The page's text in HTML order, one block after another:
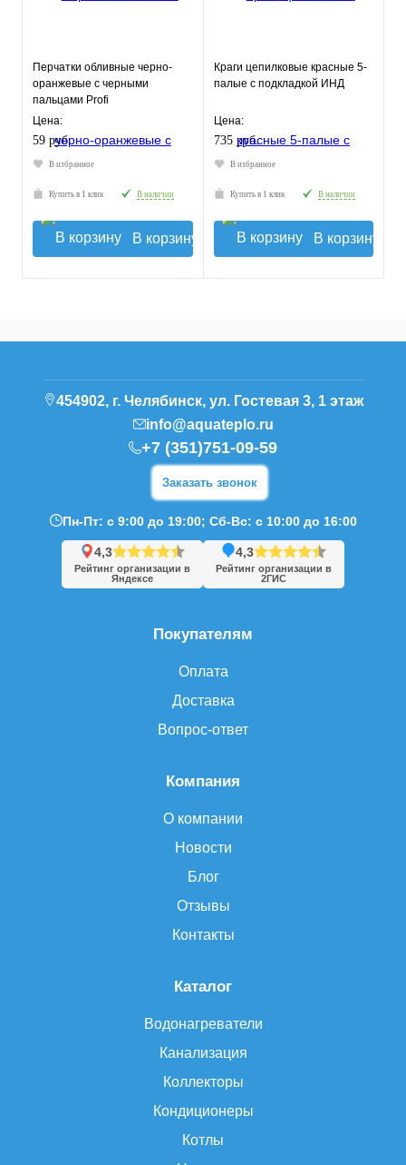
Перчатки обливные черно-
оранжевые с черными
пальцами Profi
Цена:
59 руб.
В избранное
Купить в 1 клик В наличии
В корзину
Краги цепилковые красные 5-
палые с подкладкой ИНД
Цена:
735 руб.
В избранное
Купить в 1 клик В наличии
В корзину
Каталог
Водонагреватели
Канализация
Коллекторы
Кондиционеры
Котлы
Компания
О компании
Новости
Блог
Отзывы
Контакты
Покупателям
Оплата
Доставка
Вопрос-ответ
454902, г. Челябинск, ул. Гостевая 3, 1 этаж
info@aquateplo.ru
+7 (351)751-09-59
Заказать звонок
Пн-Пт: с 9:00 до 19:00; Сб-Вс: с 10:00 до 16:00
4,3
Рейтинг организации в
Яндексе
4,3
Рейтинг организации в
2ГИС